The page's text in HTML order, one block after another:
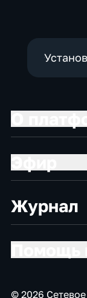
Журнал
© 2026